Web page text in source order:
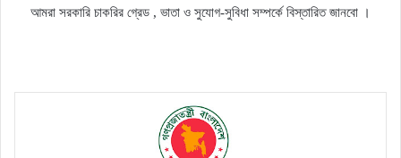
আমরা সরকারি চাকরির গ্রেড , ভাতা ও সুযোগ-সুবিধা সম্পর্কে বিস্তারিত জানবো ।